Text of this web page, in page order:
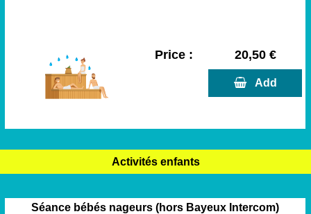
Price : 20,50 €
Add
Activités enfants
Séance bébés nageurs (hors Bayeux Intercom)